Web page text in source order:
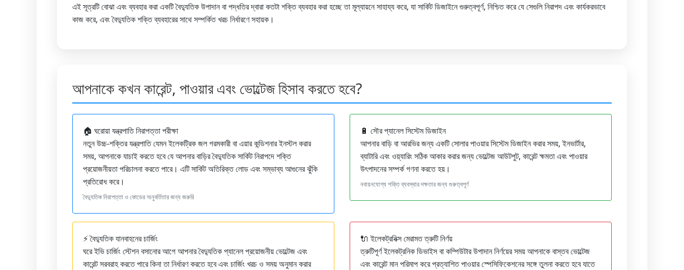
এই সূত্রটি বোঝা এবং ব্যবহার করা একটি বৈদ্যুতিক উপাদান বা পদ্ধতির দ্বারা কতটা শক্তি ব্যবহার করা হচ্ছে তা মূল্যায়নে সাহায্য করে, যা সার্কিট ডিজাইনে গুরুত্বপূর্ণ, নিশ্চিত করে যে সেগুলি নিরাপদ এবং কার্যকরভাবে
কাজ করে, এবং বৈদ্যুতিক শক্তি ব্যবহারের সাথে সম্পর্কিত খরচ নির্ধারণে সহায়ক।
আপনাকে কখন কারেন্ট, পাওয়ার এবং ভোল্টেজ হিসাব করতে হবে?
🏠 ঘরোয়া যন্ত্রপাতি নিরাপত্তা পরীক্ষা
নতুন উচ্চ-শক্তির যন্ত্রপাতি যেমন ইলেকট্রিক জল গরমকারী বা এয়ার কন্ডিশনার ইনস্টল করার
সময়, আপনাকে যাচাই করতে হবে যে আপনার বাড়ির বৈদ্যুতিক সার্কিট নিরাপদে শক্তি
প্রয়োজনীয়তা পরিচালনা করতে পারে। এটি সার্কিট অতিরিক্ত লোড এবং সম্ভাব্য আগুনের ঝুঁকি
প্রতিরোধ করে।
বৈদ্যুতিক নিরাপত্তা ও কোডের অনুবর্তিতার জন্য জরুরি
🔋 সৌর প্যানেল সিস্টেম ডিজাইন
আপনার বাড়ি বা আরভির জন্য একটি সোলার পাওয়ার সিস্টেম ডিজাইন করার সময়, ইনভার্টার,
ব্যাটারি এবং ওয়্যারিং সঠিক আকার করার জন্য ভোল্টেজ আউটপুট, কারেন্ট ক্ষমতা এবং পাওয়ার
উৎপাদনের সম্পর্ক গণনা করতে হয়।
নবায়নযোগ্য শক্তি ব্যবস্থার দক্ষতার জন্য গুরুত্বপূর্ণ
⚡ বৈদ্যুতিক যানবাহনের চার্জিং
ঘরে ইভি চার্জিং স্টেশন বসানোর আগে আপনার বৈদ্যুতিক প্যানেল প্রয়োজনীয় ভোল্টেজ এবং
কারেন্ট সরবরাহ করতে পারে কিনা তা নির্ধারণ করতে হবে এবং চার্জিং খরচ ও সময় অনুমান করার
🔌 ইলেকট্রনিক্স মেরামত ত্রুটি নির্ণয়
ত্রুটিপূর্ণ ইলেকট্রনিক ডিভাইস বা কম্পিউটার উপাদান নির্ণয়ের সময় আপনাকে বাস্তব ভোল্টেজ
এবং কারেন্ট মান পরিমাপ করে প্রত্যাশিত পাওয়ার স্পেসিফিকেশনের সঙ্গে তুলনা করতে হবে যাতে